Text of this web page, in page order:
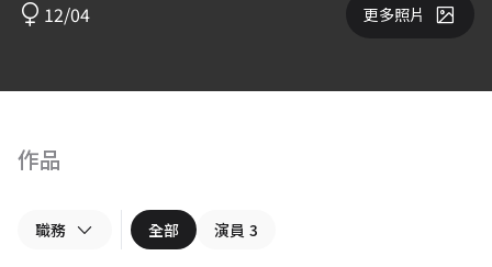
12/04 更多照片
作品
職務 全部 演員 3